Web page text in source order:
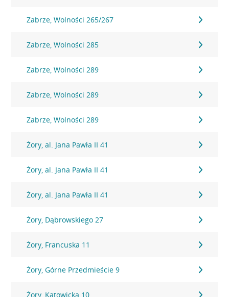
Zabrze, Wolności 265/267
Zabrze, Wolności 285
Zabrze, Wolności 289
Zabrze, Wolności 289
Zabrze, Wolności 289
Żory, al. Jana Pawła II 41
Żory, al. Jana Pawła II 41
Żory, al. Jana Pawła II 41
Żory, Dąbrowskiego 27
Żory, Francuska 11
Żory, Górne Przedmieście 9
Żory, Katowicka 10